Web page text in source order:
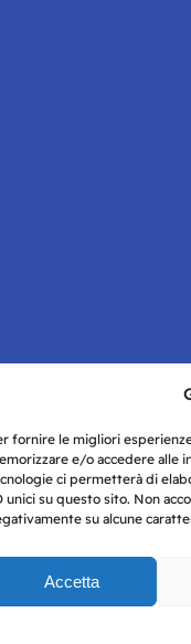
fornire le migliori
e/o accedere alle
ci permetterà di
unici su questo sito. Non
su alcune
Accetta
in questo Policy